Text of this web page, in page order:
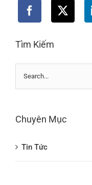
Tìm Kiếm
Search
for:
Chuyên Mục
Tin Tức